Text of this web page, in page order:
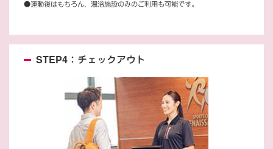
●運動後はもちろん、温浴施設のみのご利用も可能です。
STEP4：チェックアウト